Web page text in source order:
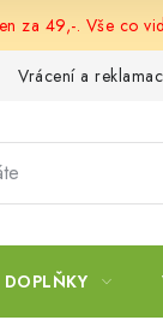
za 49,-. Vše co
Vrácení a
DOPLŇKY